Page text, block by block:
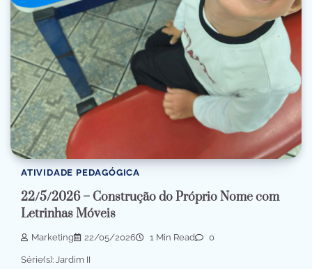
ATIVIDADE PEDAGÓGICA
22/5/2026 – Construção do Próprio Nome com
Letrinhas Móveis
Marketing 22/05/2026 1 Min Read 0
Série(s): Jardim II